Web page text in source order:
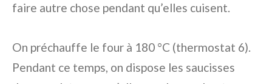
faire autre chose pendant qu’elles cuisent.
On préchauffe le four à 180 °C (thermostat 6).
Pendant ce temps, on dispose les saucisses